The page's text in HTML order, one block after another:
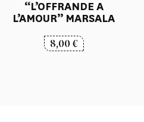
“L’OFFRANDE A
L’AMOUR” MARSALA
8,00€